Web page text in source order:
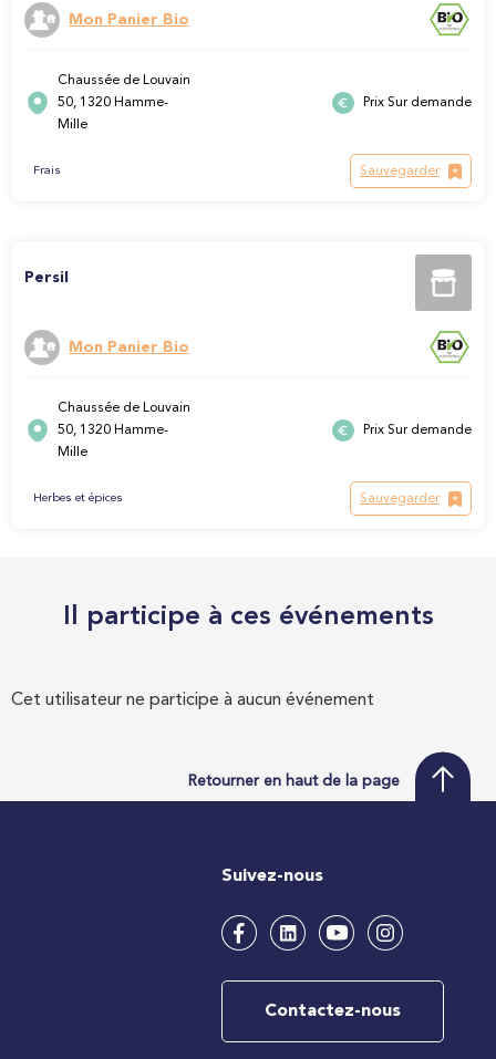
Mon Panier Bio
Chaussée de Louvain
50, 1320 Hamme-
Mille
Prix Sur demande
Frais Sauvegarder
Persil
Mon Panier Bio
Chaussée de Louvain
50, 1320 Hamme-
Mille
Prix Sur demande
Herbes et épices Sauvegarder
Il participe à ces événements
Cet utilisateur ne participe à aucun événement
Retourner en haut de la page
Suivez-nous
Contactez-nous